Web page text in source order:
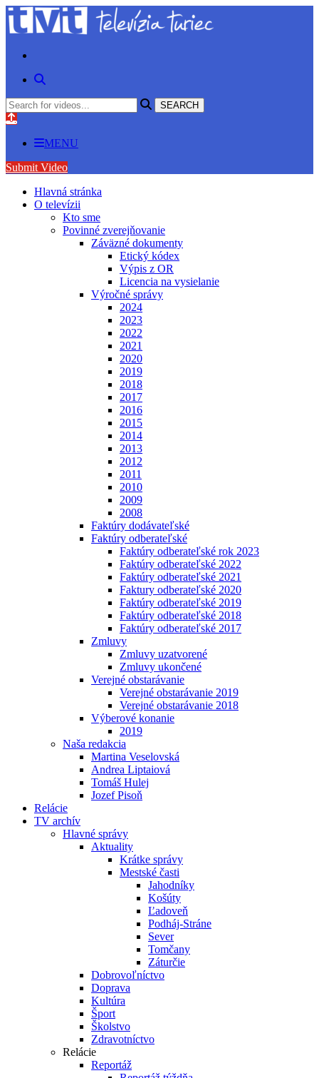
MENU
Submit Video
Hlavná stránka
O televízii
Kto sme
Povinné zverejňovanie
Záväzné dokumenty
Etický kódex
Výpis z OR
Licencia na vysielanie
Výročné správy
2024
2023
2022
2021
2020
2019
2018
2017
2016
2015
2014
2013
2012
2011
2010
2009
2008
Faktúry dodávateľské
Faktúry odberateľské
Faktúry odberateľské rok 2023
Faktúry odberateľské 2022
Faktúry odberateľské 2021
Faktury odberateľské 2020
Faktúry odberateľské 2019
Faktúry odberateľské 2018
Faktúry odberateľské 2017
Zmluvy
Zmluvy uzatvorené
Zmluvy ukončené
Verejné obstarávanie
Verejné obstarávanie 2019
Verejné obstarávanie 2018
Výberové konanie
2019
Naša redakcia
Martina Veselovská
Andrea Liptaiová
Tomáš Hulej
Jozef Pisoň
Relácie
TV archív
Hlavné správy
Aktuality
Krátke správy
Mestské časti
Jahodníky
Košúty
Ľadoveň
Podháj-Stráne
Sever
Tomčany
Záturčie
Dobrovoľníctvo
Doprava
Kultúra
Šport
Školstvo
Zdravotníctvo
Relácie
Reportáž